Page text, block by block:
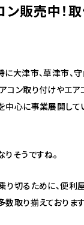
ン販売中！
大津市、草津市、
ン取り付けやエア
中心に事業展開し
そうですね。
り切るために、便利
取り揃えております
法人のお客様
ポットスタッフ
受付時間 08：00～19：
ご予約はこち